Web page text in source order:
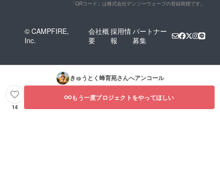
「QRコード」は株式会社デンソーウェーブの登録商標です。
© CAMPFIRE,
Inc.
会社概
要
採用情
報
パートナー
募集
きゅうとく蜂育苑さんへアンコール
14
もう一度プロジェクトをやってほしい